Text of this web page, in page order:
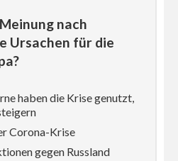
nach
Ursachen für die
haben die Krise genutzt,
Corona-Krise
gegen Russland